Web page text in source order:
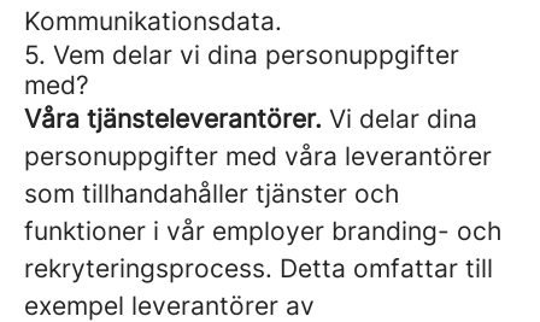
Kommunikationsdata.
5. Vem delar vi dina personuppgifter
med?
Våra tjänsteleverantörer. Vi delar dina
personuppgifter med våra leverantörer
som tillhandahåller tjänster och
funktioner i vår employer branding- och
rekryteringsprocess. Detta omfattar till
exempel leverantörer av